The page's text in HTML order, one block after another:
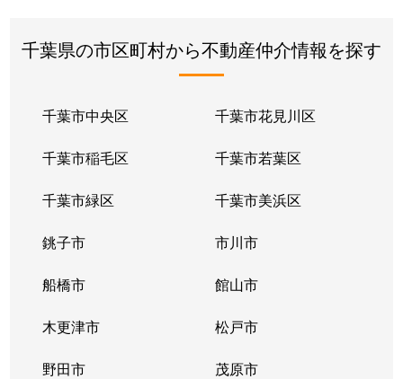
千葉県の市区町村から不動産仲介情報を探す
千葉市中央区 千葉市花見川区
千葉市稲毛区 千葉市若葉区
千葉市緑区 千葉市美浜区
銚子市 市川市
船橋市 館山市
木更津市 松戸市
野田市 茂原市